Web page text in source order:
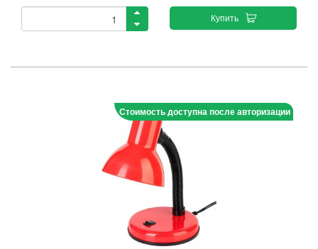
Купить
Стоимость доступна после авторизации